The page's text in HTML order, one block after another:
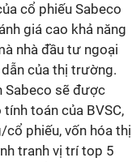
cổ phiếu Sabeco
giá cao khả năng
nhà đầu tư ngoại
của thị trường.
Sabeco sẽ được
toán của BVSC,
phiếu, vốn hóa thị
tranh vị trí top 5